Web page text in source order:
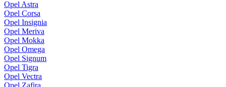
Opel Astra
Opel Corsa
Opel Insignia
Opel Meriva
Opel Mokka
Opel Omega
Opel Signum
Opel Tigra
Opel Vectra
Opel Zafira